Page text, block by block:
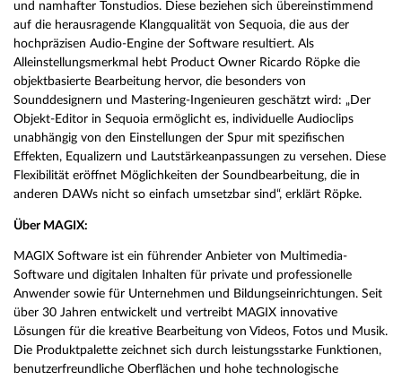
und namhafter Tonstudios. Diese beziehen sich übereinstimmend
auf die herausragende Klangqualität von Sequoia, die aus der
hochpräzisen Audio-Engine der Software resultiert. Als
Alleinstellungsmerkmal hebt Product Owner Ricardo Röpke die
objektbasierte Bearbeitung hervor, die besonders von
Sounddesignern und Mastering-Ingenieuren geschätzt wird: „Der
Objekt-Editor in Sequoia ermöglicht es, individuelle Audioclips
unabhängig von den Einstellungen der Spur mit spezifischen
Effekten, Equalizern und Lautstärkeanpassungen zu versehen. Diese
Flexibilität eröffnet Möglichkeiten der Soundbearbeitung, die in
anderen DAWs nicht so einfach umsetzbar sind“, erklärt Röpke.
Über MAGIX:
MAGIX Software ist ein führender Anbieter von Multimedia-
Software und digitalen Inhalten für private und professionelle
Anwender sowie für Unternehmen und Bildungseinrichtungen. Seit
über 30 Jahren entwickelt und vertreibt MAGIX innovative
Lösungen für die kreative Bearbeitung von Videos, Fotos und Musik.
Die Produktpalette zeichnet sich durch leistungsstarke Funktionen,
benutzerfreundliche Oberflächen und hohe technologische